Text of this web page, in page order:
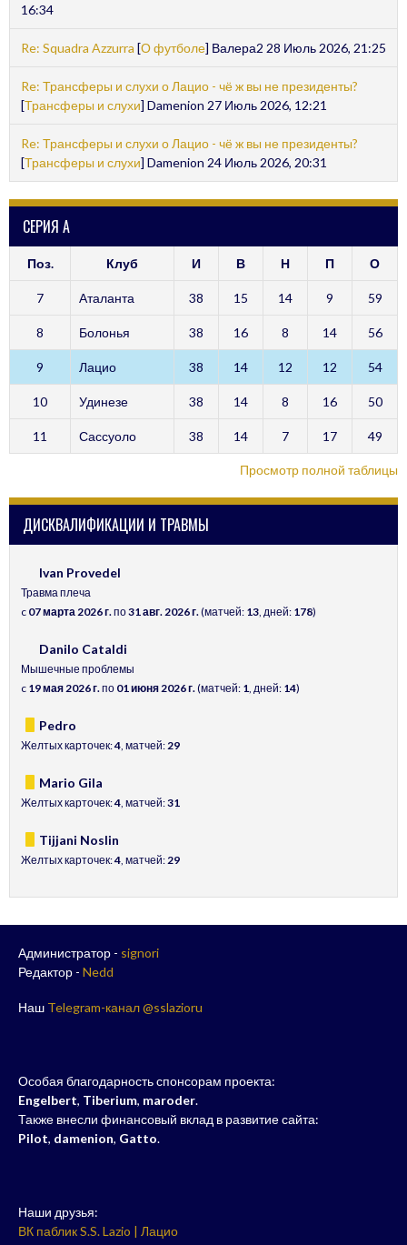
16:34
Re: Squadra Azzurra [О футболе] Валера2 28 Июль 2026, 21:25
Re: Трансферы и слухи о Лацио - чё ж вы не президенты?
[Трансферы и слухи] Damenion 27 Июль 2026, 12:21
Re: Трансферы и слухи о Лацио - чё ж вы не президенты?
[Трансферы и слухи] Damenion 24 Июль 2026, 20:31
СЕРИЯ А
Поз. Клуб И В Н П О
7 Аталанта 38 15 14 9 59
8 Болонья 38 16 8 14 56
9 Лацио 38 14 12 12 54
10 Удинезе 38 14 8 16 50
11 Сассуоло 38 14 7 17 49
Просмотр полной таблицы
ДИСКВАЛИФИКАЦИИ И ТРАВМЫ
Ivan Provedel
Травма плеча
c 07 марта 2026 г.по31 авг. 2026 г.(матчей: 13, дней: 178)
Danilo Cataldi
Мышечные проблемы
c 19 мая 2026 г.по 01 июня 2026 г.(матчей: 1, дней: 14)
Pedro
Желтых карточек:4, матчей:29
Mario Gila
Желтых карточек:4, матчей:31
Tijjani Noslin
Желтых карточек:4, матчей:29
Администратор - signori
Редактор - Nedd
Наш Telegram-канал @sslazioru
Особая благодарность спонсорам проекта:
Engelbert, Tiberium, maroder.
Также внесли финансовый вклад в развитие сайта:
Pilot, damenion, Gatto.
Наши друзья:
ВК паблик S.S. Lazio | Лацио